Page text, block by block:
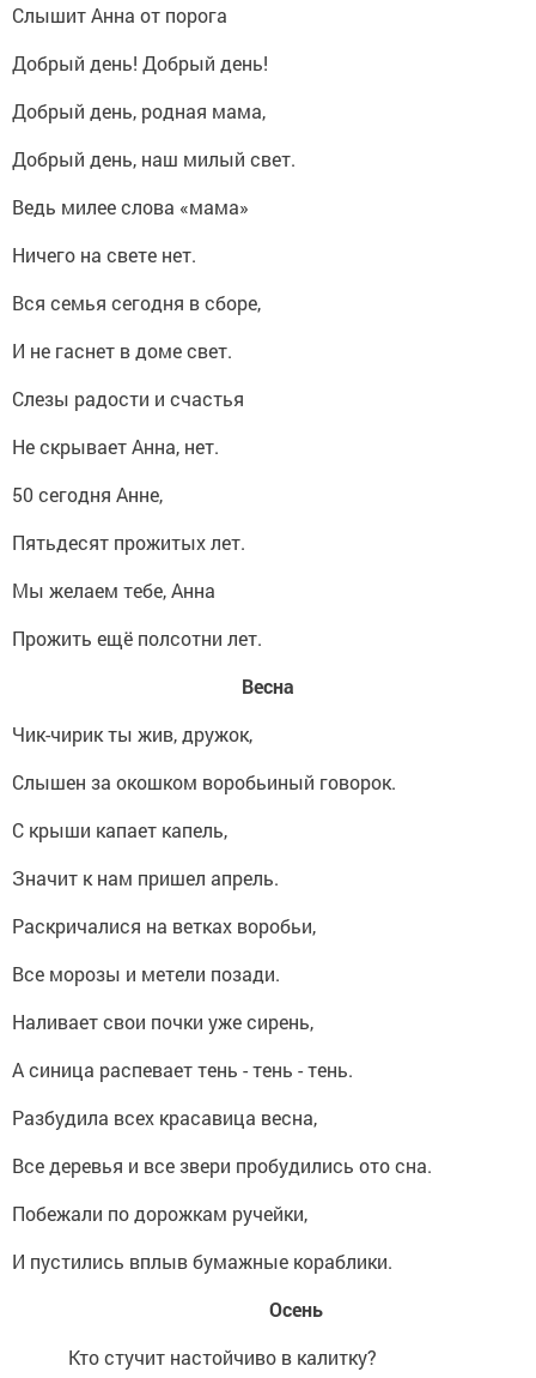
Слышит Анна от порога
Добрый день! Добрый день!
Добрый день, родная мама,
Добрый день, наш милый свет.
Ведь милее слова «мама»
Ничего на свете нет.
Вся семья сегодня в сборе,
И не гаснет в доме свет.
Слезы радости и счастья
Не скрывает Анна, нет.
50 сегодня Анне,
Пятьдесят прожитых лет.
Мы желаем тебе, Анна
Прожить ещё полсотни лет.
Весна
Чик-чирик ты жив, дружок,
Слышен за окошком воробьиный говорок.
С крыши капает капель,
Значит к нам пришел апрель.
Раскричалися на ветках воробьи,
Все морозы и метели позади.
Наливает свои почки уже сирень,
А синица распевает тень - тень - тень.
Разбудила всех красавица весна,
Все деревья и все звери пробудились ото сна.
Побежали по дорожкам ручейки,
И пустились вплыв бумажные кораблики.
Осень
Кто стучит настойчиво в калитку?